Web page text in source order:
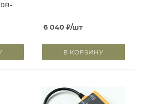
6 040 ₽/шт
В КОРЗИНУ